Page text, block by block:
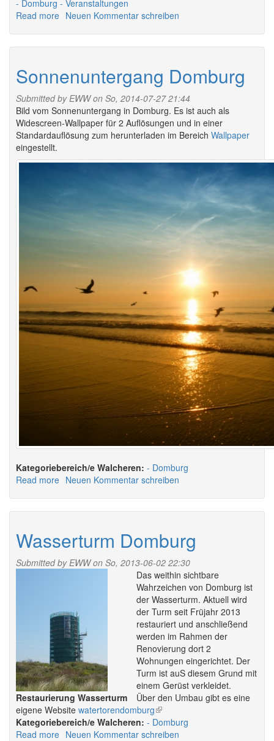
Domburg
Veranstaltungen
Read more about
Neuen Kommentar schreiben
Sonnenuntergang Domburg
Submitted byEWWon So, 2014-07-27 21:44
Bild vom Sonnenuntergang in Domburg. Es ist auch als
Widescreen-Wallpaper für 2 Auflösungen und in einer
Standardauflösung zum herunterladen im Bereich Wallpaper
eingestellt.
Walcheren:
Domburg
Read more about
Neuen Kommentar schreiben
Wasserturm Domburg
Submitted by EWWon So, 2013-06-02 22:30
Restaurierung Wasserturm
Das weithin sichtbare
Wahrzeichen von Domburg ist
der Wasserturm. Aktuell wird
der Turm seit Früjahr 2013
restauriert und anschließend
werden im Rahmen der
Renovierung dort 2
Wohnungen eingerichtet. Der
Turm ist auS diesem Grund mit
einem Gerüst verkleidet.
Über den Umbau gibt es eine
eigene Website watertorendomburg(link
is
external)
Walcheren:
Domburg
Read more about
Neuen Kommentar schreiben